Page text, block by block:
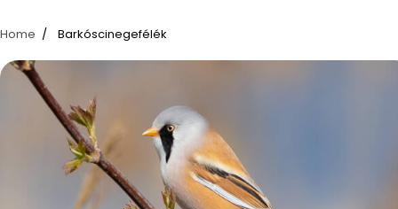
Home Barkóscinegefélék